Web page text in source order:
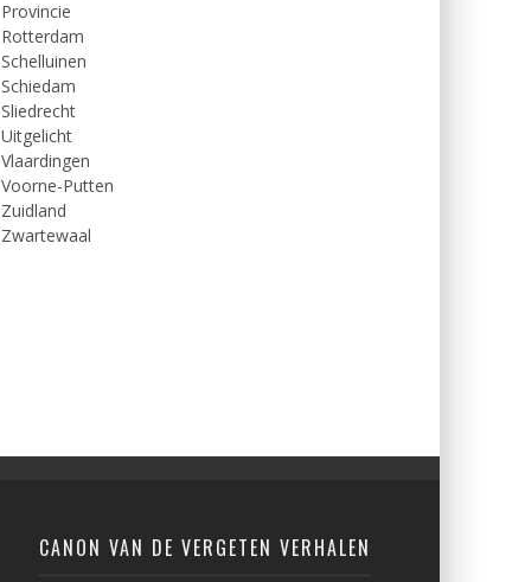
Provincie
Rotterdam
Schelluinen
Schiedam
Sliedrecht
Uitgelicht
Vlaardingen
Voorne-Putten
Zuidland
Zwartewaal
CANON VAN DE VERGETEN VERHALEN